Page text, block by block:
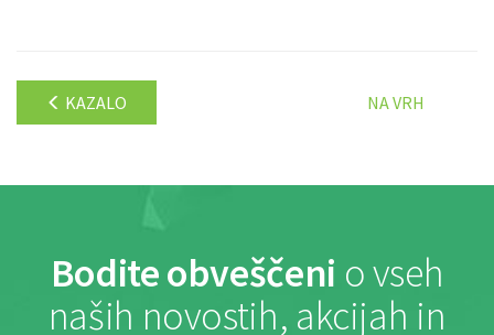
KAZALO NA VRH
Bodite obveščeni o vseh
naših novostih, akcijah in